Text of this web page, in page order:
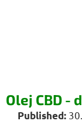
Olej CBD -